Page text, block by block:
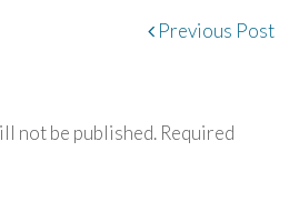
Previous Post
not be published. Required